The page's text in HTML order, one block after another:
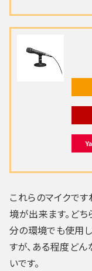
これらのマイクで
境が出来ます。ど
分の環境でも使用
すが、ある程度ど
いです。